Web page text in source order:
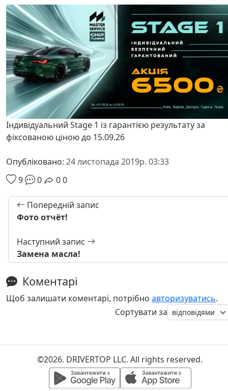
Індивідуальний Stage 1 із гарантією результату за
фіксованою ціною до 15.09.26
Опубліковано: 24 листопада 2019р. 03:33
9
0 00
Попередній запис
Фото отчёт!
Наступний запис
Замена масла!
Коментарі
Щоб залишати коментарі, потрібно авторизуватись.
Сортувати за
©2026. DRIVERTOP LLC. All rights reserved.